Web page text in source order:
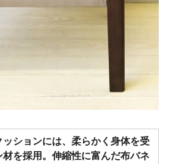
ションには、柔らかく身体を受
を採用。伸縮性に富んだ布バネ